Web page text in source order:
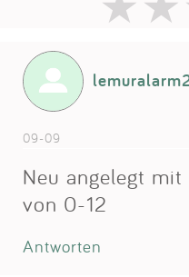
09-09
Neu angelegt
von 0-12
Antworten